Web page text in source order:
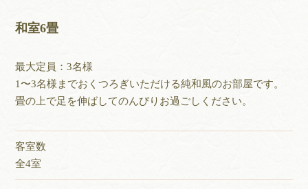
和室6畳
最大定員：3名様
1〜3名様までおくつろぎいただける純和風のお部屋です。
畳の上で足を伸ばしてのんびりお過ごしください。
客室数
全4室